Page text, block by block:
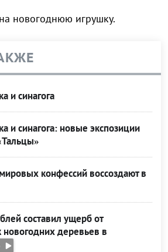
на новогоднюю игрушку.
и синагога
и синагога: новые экспозиции
конфессий воссоздают в
составил ущерб от
новогодних деревьев в